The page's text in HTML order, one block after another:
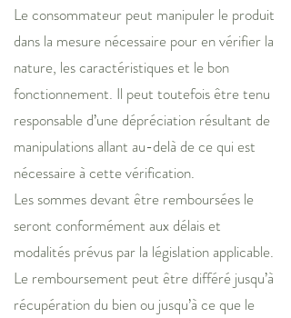
Le consommateur peut manipuler le produit
dans la mesure nécessaire pour en vérifier la
nature, les caractéristiques et le bon
fonctionnement. Il peut toutefois être tenu
responsable d’une dépréciation résultant de
manipulations allant au-delà de ce qui est
nécessaire à cette vérification.
Les sommes devant être remboursées le
seront conformément aux délais et
modalités prévus par la législation applicable.
Le remboursement peut être différé jusqu’à
récupération du bien ou jusqu’à ce que le